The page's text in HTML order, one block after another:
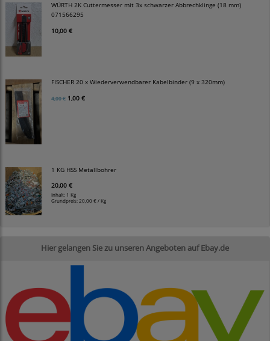
WÜRTH 2K Cuttermesser mit 3x schwarzer Abbrechklinge (18 mm)
071566295
10,00 €
FISCHER 20 x Wiederverwendbarer Kabelbinder (9 x 320mm)
4,00 € 1,00 €
1 KG HSS Metallbohrer
20,00 €
Inhalt: 1 Kg
Grundpreis: 20,00 € / Kg
Hier gelangen Sie zu unseren Angeboten auf Ebay.de